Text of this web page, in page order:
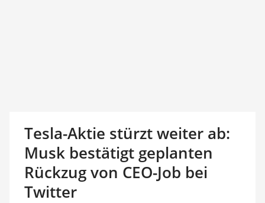
Tesla-Aktie stürzt weiter ab:
Musk bestätigt geplanten
Rückzug von CEO-Job bei
Twitter